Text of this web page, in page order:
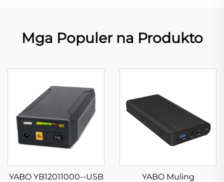
Mga Populer na Produkto
YABO YB12011000--USB
YABO Muling